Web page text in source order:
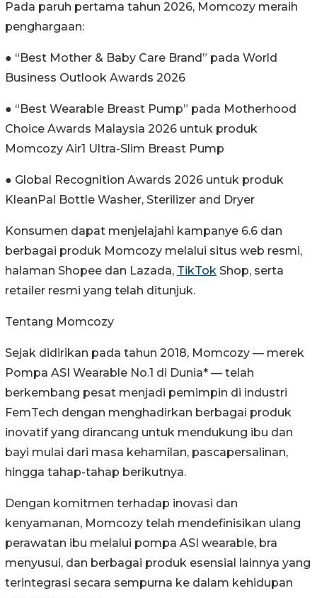
Pada paruh pertama tahun 2026, Momcozy meraih
penghargaan:
● “Best Mother & Baby Care Brand” pada World
Business Outlook Awards 2026
● “Best Wearable Breast Pump” pada Motherhood
Choice Awards Malaysia 2026 untuk produk
Momcozy Air1 Ultra-Slim Breast Pump
● Global Recognition Awards 2026 untuk produk
KleanPal Bottle Washer, Sterilizer and Dryer
Konsumen dapat menjelajahi kampanye 6.6 dan
berbagai produk Momcozy melalui situs web resmi,
halaman Shopee dan Lazada, TikTok Shop, serta
retailer resmi yang telah ditunjuk.
Tentang Momcozy
Sejak didirikan pada tahun 2018, Momcozy — merek
Pompa ASI Wearable No.1 di Dunia* — telah
berkembang pesat menjadi pemimpin di industri
FemTech dengan menghadirkan berbagai produk
inovatif yang dirancang untuk mendukung ibu dan
bayi mulai dari masa kehamilan, pascapersalinan,
hingga tahap-tahap berikutnya.
Dengan komitmen terhadap inovasi dan
kenyamanan, Momcozy telah mendefinisikan ulang
perawatan ibu melalui pompa ASI wearable, bra
menyusui, dan berbagai produk esensial lainnya yang
terintegrasi secara sempurna ke dalam kehidupan